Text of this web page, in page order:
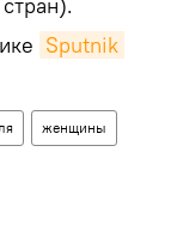
Sputnik
женщины